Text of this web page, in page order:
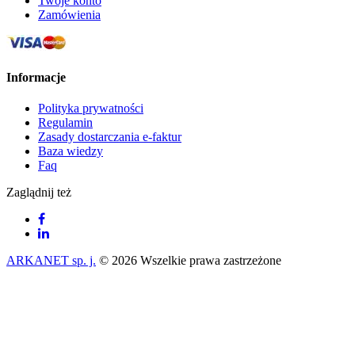
Zamówienia
Informacje
Polityka prywatności
Regulamin
Zasady dostarczania e-faktur
Baza wiedzy
Faq
Zaglądnij też
ARKANET sp. j. © 2026 Wszelkie prawa zastrzeżone